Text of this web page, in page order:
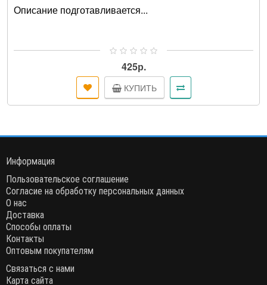
Описание подготавливается...
425р.
КУПИТЬ
Информация
Пользовательское соглашение
Согласие на обработку персональных данных
О нас
Доставка
Способы оплаты
Контакты
Оптовым покупателям
Связаться с нами
Карта сайта